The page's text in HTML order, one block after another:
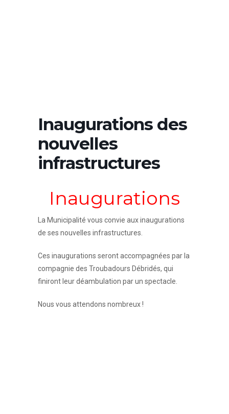
Inaugurations des
nouvelles
infrastructures
Inaugurations
La Municipalité vous convie aux inaugurations
de ses nouvelles infrastructures.
Ces inaugurations seront accompagnées par la
compagnie des Troubadours Débridés, qui
finiront leur déambulation par un spectacle.
Nous vous attendons nombreux !